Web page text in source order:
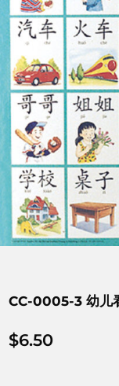
CC-0005-3 幼儿
$6.50